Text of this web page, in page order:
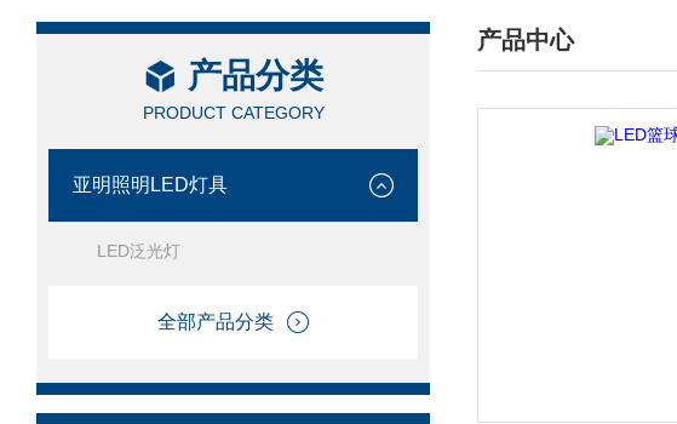
产品分类
PRODUCT CATEGORY
亚明照明LED灯具
LED泛光灯
全部产品分类
产品中心
/ PRODUCTS CENTER